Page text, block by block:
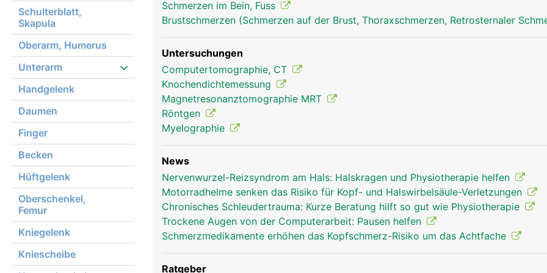
Schulterblatt,
Skapula
Oberarm, Humerus
Unterarm
Handgelenk
Daumen
Finger
Becken
Hüftgelenk
Oberschenkel,
Femur
Kniegelenk
Kniescheibe
Schmerzen im Bein, Fuss
Brustschmerzen (Schmerzen auf der Brust, Thoraxschmerzen, Retrosternaler
Untersuchungen
Computertomographie, CT
Knochendichtemessung
Magnetresonanztomographie MRT
Röntgen
Myelographie
News
Nervenwurzel-Reizsyndrom am Hals: Halskragen und Physiotherapie helfen
Motorradhelme senken das Risiko für Kopf- und Halswirbelsäule-Verletzungen
Chronisches Schleudertrauma: Kurze Beratung hilft so gut wie Physiotherapie
Trockene Augen von der Computerarbeit: Pausen helfen
Schmerzmedikamente erhöhen das Kopfschmerz-Risiko um das Achtfache
Ratgeber